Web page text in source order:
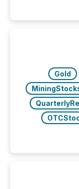
Before many
machines
Gold